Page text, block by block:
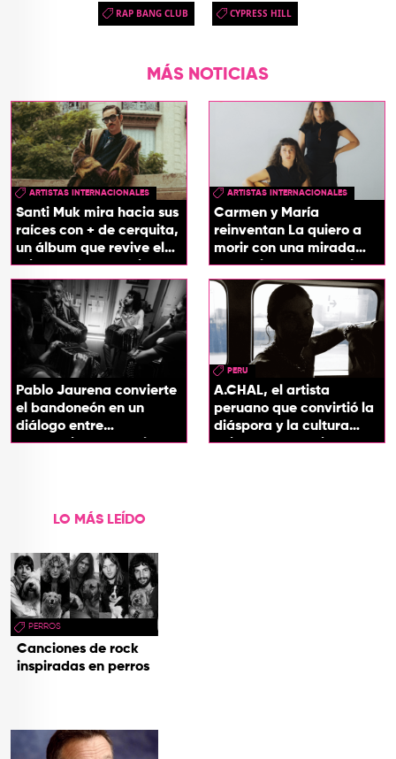
RAP BANG CLUB CYPRESS HILL
MÁS NOTICIAS
ARTISTAS INTERNACIONALES
Santi Muk mira hacia sus
raíces con + de cerquita,
un álbum que revive el
origen de sus canciones
ARTISTAS INTERNACIONALES
Carmen y María
reinventan La quiero a
morir con una mirada
entre el flamenco y el
soul
Pablo Jaurena convierte
el bandoneón en un
diálogo entre
generaciones con el
PERU
A.CHAL, el artista
peruano que convirtió la
diáspora y la cultura
chicha en su sonido
LO MÁS LEÍDO
PERROS
Canciones de rock
inspiradas en perros